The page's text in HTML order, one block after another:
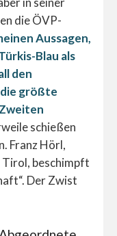
die ÖVP-
Aussagen,
Blau als
den
die größte
schießen
Franz Hörl,
beschimpft
Der Zwist